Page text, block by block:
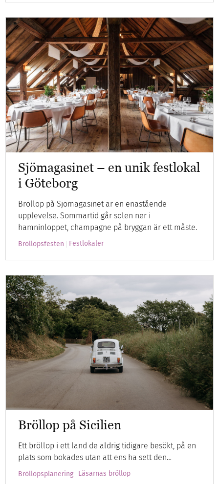
Sjömagasinet – en unik festlokal
i Göteborg
Bröllop på Sjömagasinet är en enastående
upplevelse. Sommartid går solen ner i
hamninloppet, champagne på bryggan är ett måste.
Bröllopsfesten Festlokaler
Bröllop på Sicilien
Ett bröllop i ett land de aldrig tidigare besökt, på en
plats som bokades utan att ens ha sett den…
Bröllopsplanering Läsarnas bröllop